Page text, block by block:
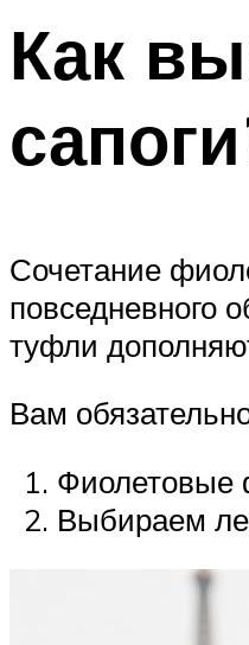
Как
Сочетание
повседневного
туфли
Вам
Фиолетовые
Выбираем